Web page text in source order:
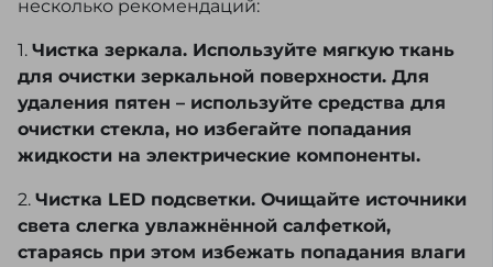
несколько рекомендаций:
1. Чистка зеркала. Используйте мягкую ткань
для очистки зеркальной поверхности. Для
удаления пятен – используйте средства для
очистки стекла, но избегайте попадания
жидкости на электрические компоненты.
2. Чистка LED подсветки. Очищайте источники
света слегка увлажнённой салфеткой,
стараясь при этом избежать попадания влаги